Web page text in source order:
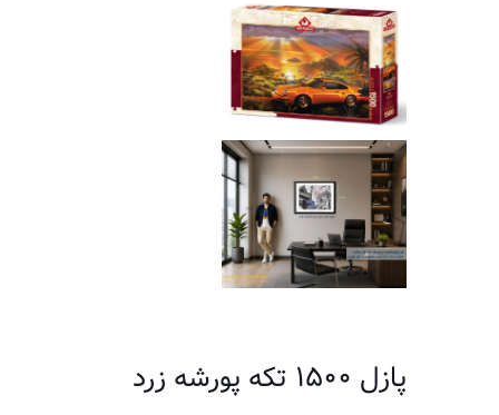
پازل ۱۵۰۰ تکه پورشه زرد